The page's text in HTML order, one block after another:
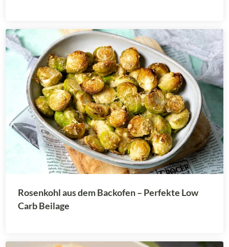
Rosenkohl aus dem Backofen – Perfekte Low
Carb Beilage